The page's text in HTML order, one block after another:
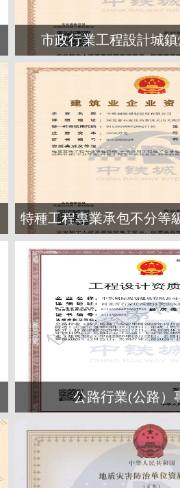
市政行業工程設計城
特種工程專業承包不分等
強）
公路行業(公路）